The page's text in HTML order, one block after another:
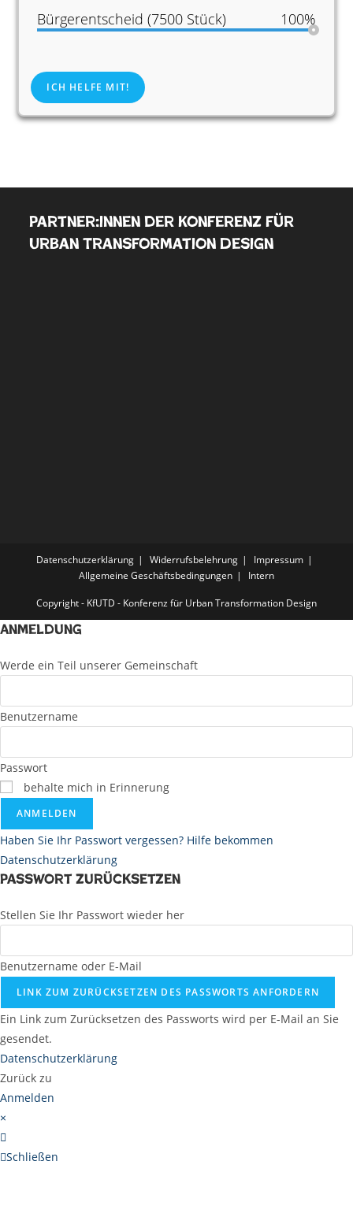
Bürgerentscheid (7500 Stück) 100%
ICH HELFE MIT!
Partner:innen der Konferenz für
Urban Transformation Design
Datenschutzerklärung Widerrufsbelehrung
Impressum
Allgemeine Geschäftsbedingungen
Intern
Copyright - KfUTD - Konferenz für Urban Transformation Design
Anmeldung
Werde ein Teil unserer Gemeinschaft
Benutzername
Passwort
behalte mich in Erinnerung
ANMELDEN
Haben Sie Ihr Passwort vergessen? Hilfe bekommen
Datenschutzerklärung
Passwort zurücksetzen
Stellen Sie Ihr Passwort wieder her
Benutzername oder E-Mail
LINK ZUM ZURÜCKSETZEN DES PASSWORTS ANFORDERN
Ein Link zum Zurücksetzen des Passworts wird per E-Mail an Sie
gesendet.
Datenschutzerklärung
Zurück zu
Anmelden
×
Schließen